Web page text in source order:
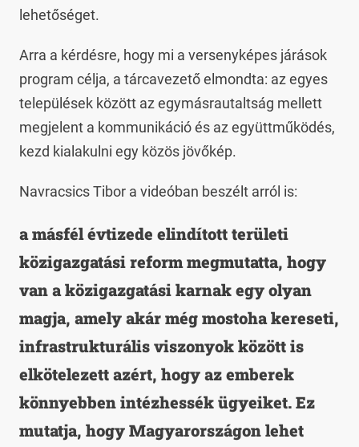
lehetőséget.
Arra a kérdésre, hogy mi a versenyképes járások
program célja, a tárcavezető elmondta: az egyes
települések között az egymásrautaltság mellett
megjelent a kommunikáció és az együttműködés,
kezd kialakulni egy közös jövőkép.
Navracsics Tibor a videóban beszélt arról is:
a másfél évtizede elindított területi
közigazgatási reform megmutatta, hogy
van a közigazgatási karnak egy olyan
magja, amely akár még mostoha kereseti,
infrastrukturális viszonyok között is
elkötelezett azért, hogy az emberek
könnyebben intézhessék ügyeiket. Ez
mutatja, hogy Magyarországon lehet